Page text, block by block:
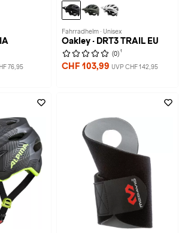
76,95
Fahrradhelm · Unisex
Oakley · DRT3 TRAIL EU
(0) 1
CHF 103,99 UVP CHF 142,95